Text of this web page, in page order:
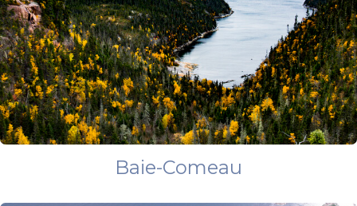
Baie-Comeau